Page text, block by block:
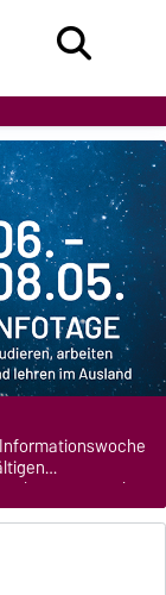
gemacht.